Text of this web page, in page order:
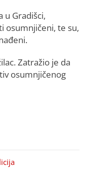
u Gradišci,
osumnjičeni, te su,
Zatražio je da
osumnjičenog